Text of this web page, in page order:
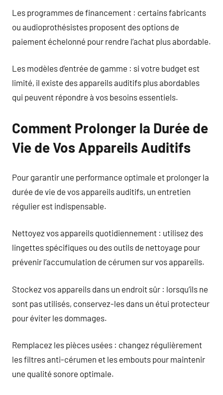
Les programmes de financement : certains fabricants
ou audioprothésistes proposent des options de
paiement échelonné pour rendre l’achat plus abordable.
Les modèles d’entrée de gamme : si votre budget est
limité, il existe des appareils auditifs plus abordables
qui peuvent répondre à vos besoins essentiels.
Comment Prolonger la Durée de
Vie de Vos Appareils Auditifs
Pour garantir une performance optimale et prolonger la
durée de vie de vos appareils auditifs, un entretien
régulier est indispensable.
Nettoyez vos appareils quotidiennement : utilisez des
lingettes spécifiques ou des outils de nettoyage pour
prévenir l’accumulation de cérumen sur vos appareils.
Stockez vos appareils dans un endroit sûr : lorsqu’ils ne
sont pas utilisés, conservez-les dans un étui protecteur
pour éviter les dommages.
Remplacez les pièces usées : changez régulièrement
les filtres anti-cérumen et les embouts pour maintenir
une qualité sonore optimale.